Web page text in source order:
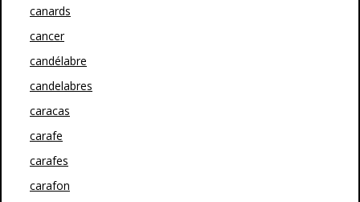
canards
cancer
candélabre
candelabres
caracas
carafe
carafes
carafon